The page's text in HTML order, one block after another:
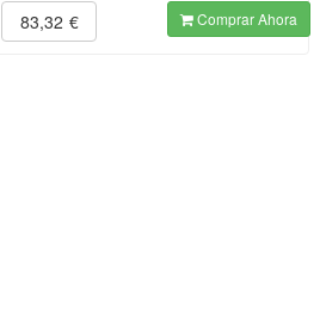
83,32 € Comprar Ahora